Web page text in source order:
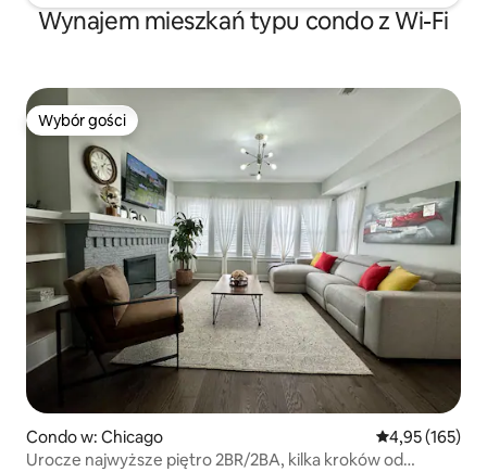
Wynajem mieszkań typu condo z Wi-Fi
Wybór gości
Wybór gości
Condo w: Chicago Średnia
4,95 (165)
Urocze najwyższe piętro 2BR/2BA, kilka kroków od